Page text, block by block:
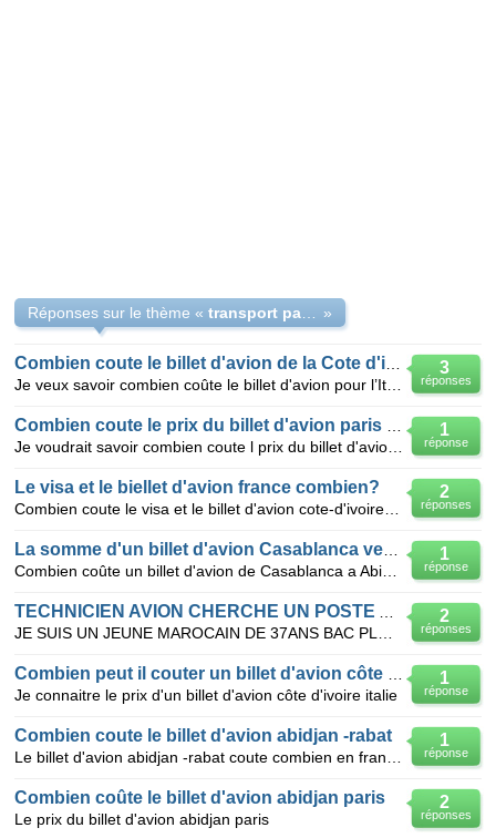
Réponses sur le thème « »
3
réponses
1
réponse
2
réponses
Le visa et le biellet d'avion france combien?
1
réponse
2
réponses
1
réponse
Je connaitre le prix d'un billet d'avion côte d'ivoire italie
1
réponse
Combien coute le billet d'avion abidjan -rabat
2
réponses
Combien coûte le billet d'avion abidjan paris
Le prix du billet d'avion abidjan paris